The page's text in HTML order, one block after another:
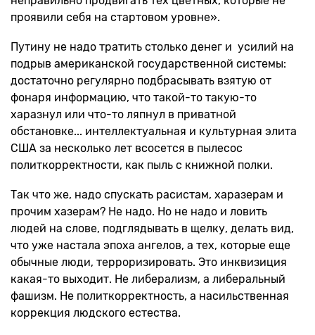
проявили себя на стартовом уровне».
Путину не надо тратить столько денег и усилий на
подрыв американской государственной системы:
достаточно регулярно подбрасывать взятую от
фонаря информацию, что такой-то такую-то
харазнул или что-то ляпнул в приватной
обстановке... интеллектуальная и культурная элита
США за несколько лет всосется в пылесос
политкорректности, как пыль с книжной полки.
Так что же, надо спускать расистам, харазерам и
прочим хазерам? Не надо. Но не надо и ловить
людей на слове, подглядывать в щелку, делать вид,
что уже настала эпоха ангелов, а тех, которые еще
обычные люди, терроризировать. Это инквизиция
какая-то выходит. Не либерализм, а либеральный
фашизм. Не политкорректность, а насильственная
коррекция людского естества.